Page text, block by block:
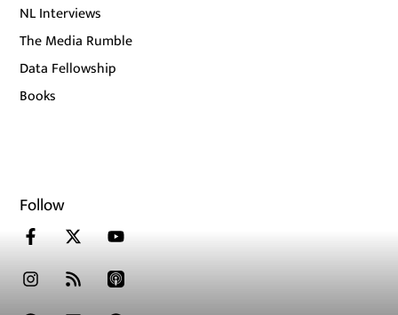
NL Interviews
The Media Rumble
Data Fellowship
Books
Follow